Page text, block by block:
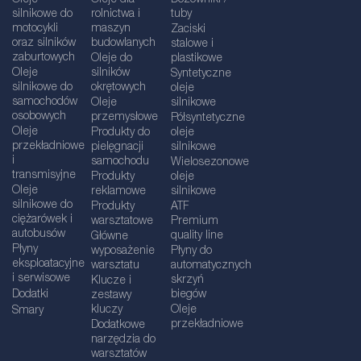
silnikowe do
motocykli
oraz silników
zaburtowych
Oleje
silnikowe do
samochodów
osobowych
Oleje
przekładniowe
i
transmisyjne
Oleje
silnikowe do
ciężarówek i
autobusów
Płyny
eksploatacyjne
i serwisowe
Dodatki
Smary
rolnictwa i
maszyn
budowlanych
Oleje do
silników
okrętowych
Oleje
przemysłowe
Produkty do
pielęgnacji
samochodu
Produkty
reklamowe
Produkty
warsztatowe
Główne
wyposażenie
warsztatu
Klucze i
zestawy
kluczy
Dodatkowe
narzędzia do
warsztatów
tuby
Zaciski
stalowe i
plastikowe
Syntetyczne
oleje
silnikowe
Półsyntetyczne
oleje
silnikowe
Wielosezonowe
oleje
silnikowe
ATF
Premium
quality line
Płyny do
automatycznych
skrzyń
biegów
Oleje
przekładniowe